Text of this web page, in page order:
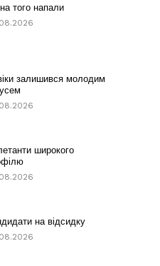
того напали
залишився молодим
широкого
на відсидку